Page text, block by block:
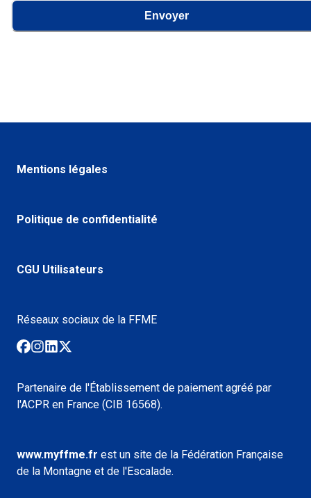
Envoyer
Mentions légales
Politique de confidentialité
CGU Utilisateurs
Partenaire de l'Établissement de paiement agréé par
l'ACPR en France (CIB 16568).
www.myffme.fr est un site de la Fédération Française
de la Montagne et de l'Escalade.
Réseaux sociaux de la FFME